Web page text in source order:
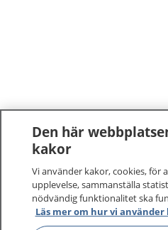
Den här
kakor
Vi använder kakor, cookies, för
upplevelse, sammanställa
nödvändig funktionalitet ska
Läs mer om hur vi använder